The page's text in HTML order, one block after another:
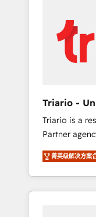
your
strategies
committed
and finding
business
HubSpot “Our experience with the team at
Blue Frog
quality of
trusted
ecosystem
delivering
Triario -
potential
Triario is a
Partner
Operations,
agents and AI-
over 15
菁英级解决方案